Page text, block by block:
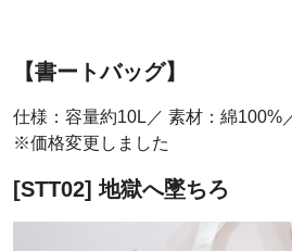
【書ートバッグ】
仕様：容量約10L／ 素材：綿100%
※価格変更しました
[STT02] 地獄へ墜ちろ